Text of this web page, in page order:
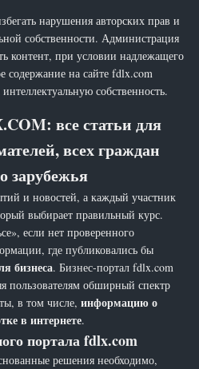
нарушения авторских прав и
собственности. Администрация
контент, при условии надлежащего
содержание на сайте fdlx.com
собственность.
все статьи для
всех граждан
зарубежья
и новостей, а каждый участник
выбирает правильный курс.
если нет проверенного
где публиковались бы
бизнеса. Бизнес-портал fdlx.com
пользователям обширный спектр
в том числе,информацию о
в интернете.
портала fdlx.com
решения необходимо,